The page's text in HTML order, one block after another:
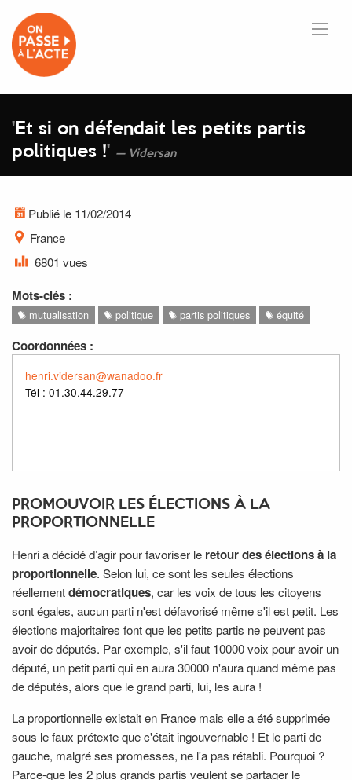
'Et si on défendait les petits partis
politiques !' Vidersan
Publié le 11/02/2014
France
6801 vues
Mots-clés :
mutualisation politique partis politiques équité
Coordonnées :
henri.vidersan@wanadoo.fr
Tél : 01.30.44.29.77
PROMOUVOIR LES ÉLECTIONS À LA
PROPORTIONNELLE
Henri a décidé d’agir pour favoriser le retour des élections à la
proportionnelle. Selon lui, ce sont les seules élections
réellementdémocratiques, car les voix de tous les citoyens
sont égales, aucun parti n'est défavorisé même s'il est petit. Les
élections majoritaires font que les petits partis ne peuvent pas
avoir de députés. Par exemple, s'il faut 10000 voix pour avoir un
député, un petit parti qui en aura 30000 n'aura quand même pas
de députés, alors que le grand parti, lui, les aura !
La proportionnelle existait en France mais elle a été supprimée
sous le faux prétexte que c'était ingouvernable ! Et le parti de
gauche, malgré ses promesses, ne l'a pas rétabli. Pourquoi ?
Parce-que les 2 plus grands partis veulent se partager le